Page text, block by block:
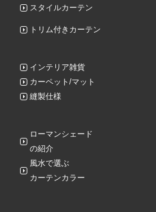
スタイルカーテン
トリム付きカーテン
インテリア雑貨
カーペット/マット
縫製仕様
ローマンシェード
の紹介
風水で選ぶ
カーテンカラー